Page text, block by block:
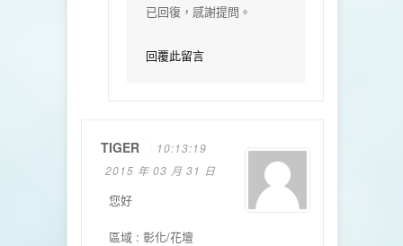
已回復，感謝提問。
回覆此留言
TIGER
10:13:19
2015 年 03 月 31 日
您好
區域 : 彰化/花壇